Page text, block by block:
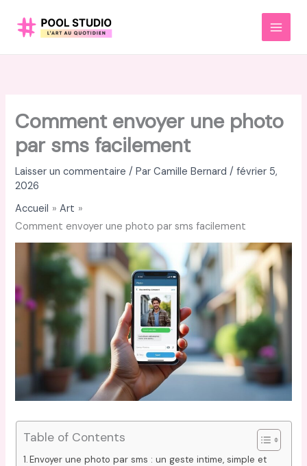
MAIN
Comment envoyer une photo
par sms facilement
Laisser un commentaire / ParCamille Bernard/février 5,
2026
Accueil
Art
Comment envoyer une photo par sms facilement
Table of Contents
Envoyer une photo par sms : un geste intime, simple et